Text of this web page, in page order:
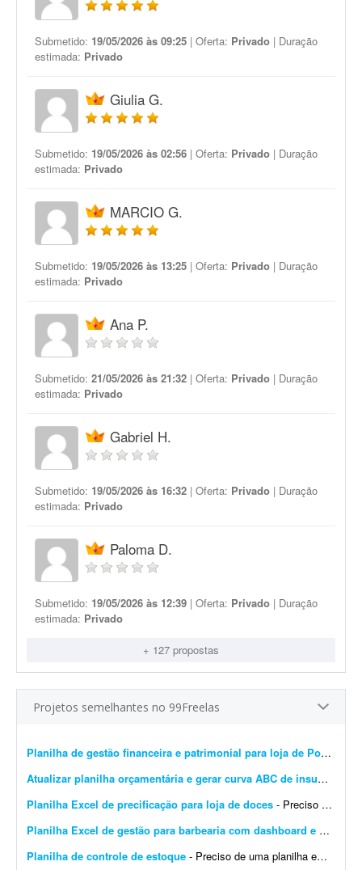
Submetido: 19/05/2026 às 09:25 | Oferta: Privado | Duração
estimada: Privado
Giulia G.
Submetido: 19/05/2026 às 02:56 | Oferta: Privado | Duração
estimada: Privado
MARCIO G.
Submetido: 19/05/2026 às 13:25 | Oferta: Privado | Duração
estimada: Privado
Ana P.
Submetido: 21/05/2026 às 21:32 | Oferta: Privado | Duração
estimada: Privado
Gabriel H.
Submetido: 19/05/2026 às 16:32 | Oferta: Privado | Duração
estimada: Privado
Paloma D.
Submetido: 19/05/2026 às 12:39 | Oferta: Privado | Duração
estimada: Privado
+ 127 propostas
Projetos semelhantes no 99Freelas
Planilha de gestão financeira e patrimonial para loja de Pokémon TCG
Atualizar planilha orçamentária e gerar curva ABC de insumos e serviços
Planilha Excel de precificação para loja de doces - Preciso de um profissional que tenha experiência em planilhas Excel e cálculos. Preciso de uma planilha de precificação para minha loja de doces. Preciso com urgên...
Planilha Excel de gestão para barbearia com dashboard e backup
Planilha de controle de estoque - Preciso de uma planilha em Excel para controle de estoque da marca Viora, que comercializa roupas fitness. Ela deve conter: * Cadastro de produtos com SKU. * Controle por cor e tamanho. * Cadastr...